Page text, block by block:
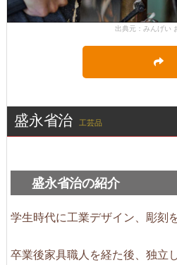
出典元：みんげい
盛永省治 工芸品
盛永省治の紹介
学生時代に工業デザイン、彫刻
卒業後家具職人を経た後、独立